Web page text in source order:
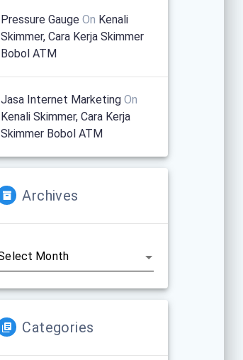
Pressure Gauge On Kenali
Skimmer, Cara Kerja Skimmer
Bobol ATM
Jasa Internet Marketing On
Kenali Skimmer, Cara Kerja
Skimmer Bobol ATM
Archives
Categories